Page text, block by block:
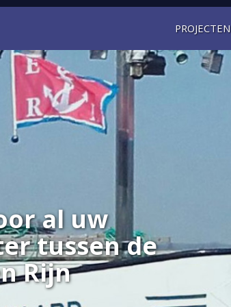
al uw
tussen de
Rijn
PROJECTEN